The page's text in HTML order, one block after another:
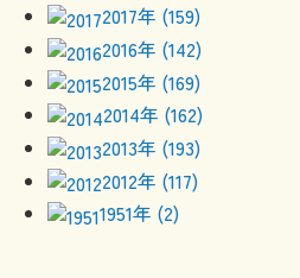
2017年 (159)
2016年 (142)
2015年 (169)
2014年 (162)
2013年 (193)
2012年 (117)
1951年 (2)